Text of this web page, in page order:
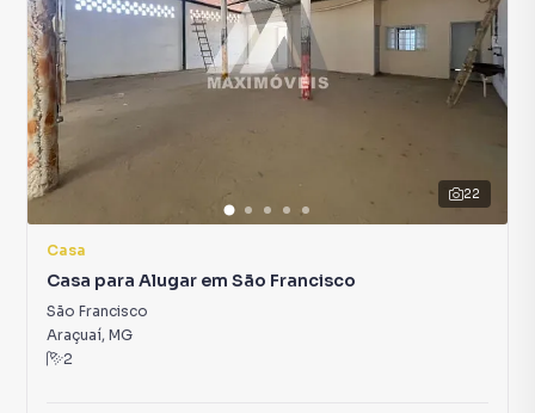
22
Casa
Casa para Alugar em São Francisco
São Francisco
Araçuaí, MG
2